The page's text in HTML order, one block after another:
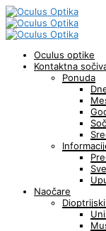
Oculus optike
Kontaktna
Ponuda
Naočare